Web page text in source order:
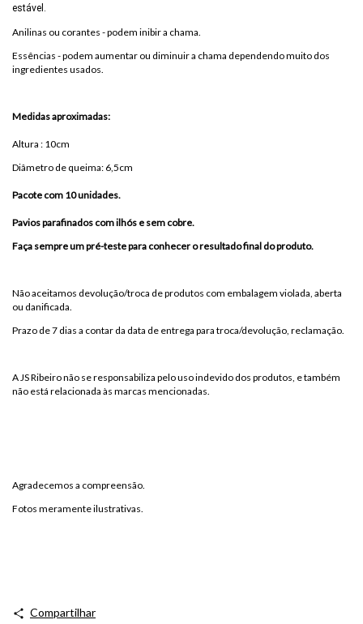
estável.
Anilinas ou corantes - podem inibir a chama.
Essências - podem aumentar ou diminuir a chama dependendo muito dos
ingredientes usados.
Medidas aproximadas:
Altura : 10cm
Diâmetro de queima: 6,5cm
Pacote com 10 unidades.
Pavios parafinados com ilhós e sem cobre.
Faça sempre um pré-teste para conhecer o resultado final do produto.
Não aceitamos devolução/troca de produtos com embalagem violada, aberta
ou danificada.
Prazo de 7 dias a contar da data de entrega para troca/devolução, reclamação.
A JS Ribeiro não se responsabiliza pelo uso indevido dos produtos, e também
não está relacionada às marcas mencionadas.
Agradecemos a compreensão.
Fotos meramente ilustrativas.
Compartilhar